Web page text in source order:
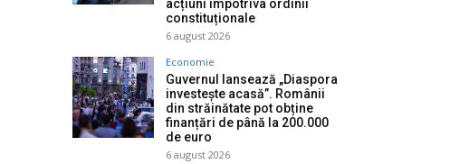
acțiuni împotriva ordinii
constituționale
6 august 2026
Economie
Guvernul lansează „Diaspora
investește acasă”. Românii
din străinătate pot obține
finanțări de până la 200.000
de euro
6 august 2026